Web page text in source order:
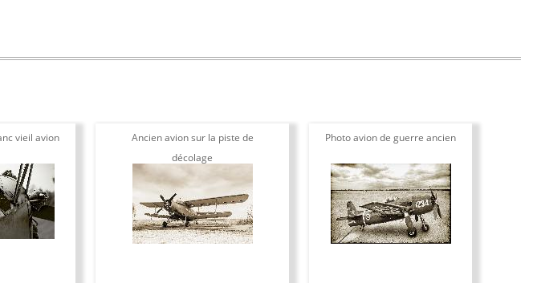
vieil avion
Ancien avion sur la piste de
décolage
Photo avion de guerre ancien